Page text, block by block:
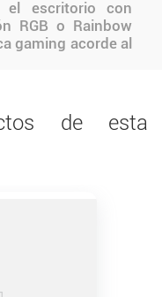
el escritorio con
RGB o Rainbow
gaming acorde al
de esta